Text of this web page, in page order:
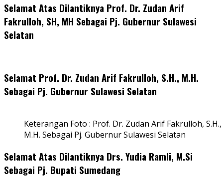
Selamat Atas Dilantiknya Prof. Dr. Zudan Arif
Fakrulloh, SH, MH Sebagai Pj. Gubernur Sulawesi
Selatan
Selamat Prof. Dr. Zudan Arif Fakrulloh, S.H., M.H.
Sebagai Pj. Gubernur Sulawesi Selatan
Keterangan Foto : Prof. Dr. Zudan Arif Fakrulloh, S.H.,
M.H. Sebagai Pj. Gubernur Sulawesi Selatan
Selamat Atas Dilantiknya Drs. Yudia Ramli, M.Si
Sebagai Pj. Bupati Sumedang